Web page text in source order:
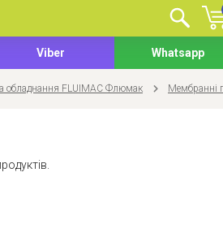
Viber Whatsapp
обладнання FLUIMAC Флюмак Мембранні